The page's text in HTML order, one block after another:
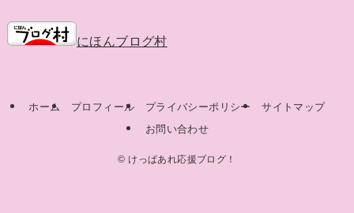
にほんブログ村
ホーム プロフィール プライバシーポリシー
サイトマップ
お問い合わせ
© けっぱあれ応援ブログ！